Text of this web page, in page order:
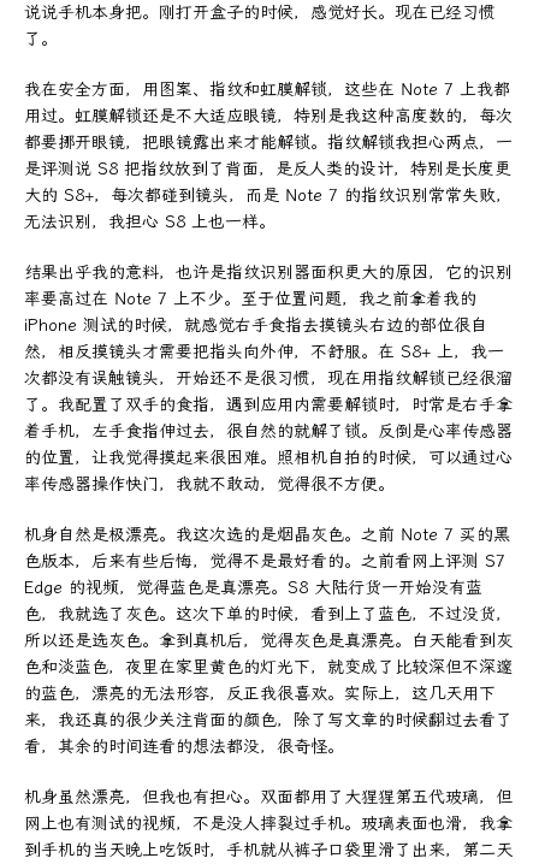
说说手机本身把。刚打开盒子的时候，感觉好长。现在已经习惯
了。
我在安全方面，用图案、指纹和虹膜解锁，这些在 Note 7 上我都
用过。虹膜解锁还是不大适应眼镜，特别是我这种高度数的，每次
都要挪开眼镜，把眼镜露出来才能解锁。指纹解锁我担心两点，一
是评测说 S8 把指纹放到了背面，是反人类的设计，特别是长度更
大的 S8+，每次都碰到镜头，而是 Note 7 的指纹识别常常失败，
无法识别，我担心 S8 上也一样。
结果出乎我的意料，也许是指纹识别器面积更大的原因，它的识别
率要高过在 Note 7 上不少。至于位置问题，我之前拿着我的
iPhone 测试的时候，就感觉右手食指去摸镜头右边的部位很自
然，相反摸镜头才需要把指头向外伸，不舒服。在 S8+ 上，我一
次都没有误触镜头，开始还不是很习惯，现在用指纹解锁已经很溜
了。我配置了双手的食指，遇到应用内需要解锁时，时常是右手拿
着手机，左手食指伸过去，很自然的就解了锁。反倒是心率传感器
的位置，让我觉得摸起来很困难。照相机自拍的时候，可以通过心
率传感器操作快门，我就不敢动，觉得很不方便。
机身自然是极漂亮。我这次选的是烟晶灰色。之前 Note 7 买的黑
色版本，后来有些后悔，觉得不是最好看的。之前看网上评测 S7
Edge 的视频，觉得蓝色是真漂亮。S8 大陆行货一开始没有蓝
色，我就选了灰色。这次下单的时候，看到上了蓝色，不过没货，
所以还是选灰色。拿到真机后，觉得灰色是真漂亮。白天能看到灰
色和淡蓝色，夜里在家里黄色的灯光下，就变成了比较深但不深邃
的蓝色，漂亮的无法形容，反正我很喜欢。实际上，这几天用下
来，我还真的很少关注背面的颜色，除了写文章的时候翻过去看了
看，其余的时间连看的想法都没，很奇怪。
机身虽然漂亮，但我也有担心。双面都用了大猩猩第五代玻璃，但
网上也有测试的视频，不是没人摔裂过手机。玻璃表面也滑，我拿
到手机的当天晚上吃饭时，手机就从裤子口袋里滑了出来，第二天